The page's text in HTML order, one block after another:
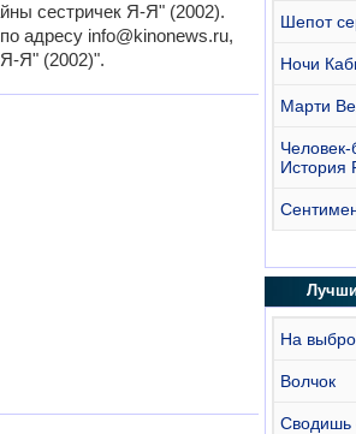
сестричек Я-Я" (2002).
адресу info@kinonews.ru,
Я" (2002)".
Шепот
Ночи
Марти
История
На
Волчок
Сводишь